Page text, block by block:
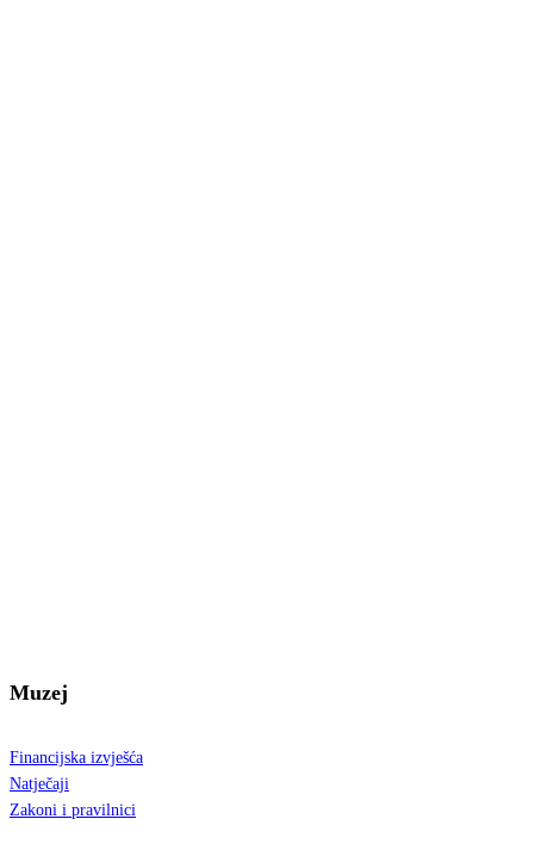
Muzej
Financijska izvješća
Natječaji
Zakoni i pravilnici